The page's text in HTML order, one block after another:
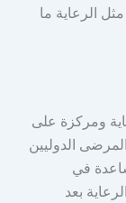
الرعاية ما
ومركزة على
الدوليين
في
بعد